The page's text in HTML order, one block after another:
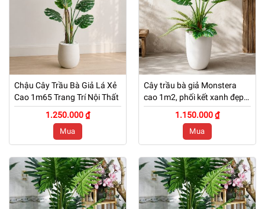
Chậu Cây Trầu Bà Giả Lá Xẻ
Cao 1m65 Trang Trí Nội Thất
1.250.000 ₫
Mua
Cây trầu bà giả Monstera
cao 1m2, phối kết xanh đẹp
tự nhiên
1.150.000 ₫
Mua